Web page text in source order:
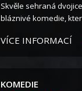
Skvěle sehraná
bláznivé komedie,
VÍCE INFORMACÍ
KOMEDIE